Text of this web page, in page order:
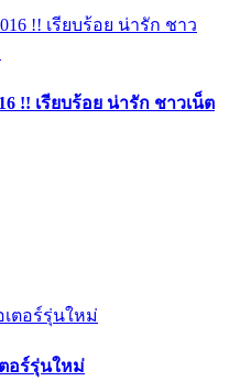
!! เรียบร้อย น่ารัก ชาวเน็ต
อร์รุ่นใหม่